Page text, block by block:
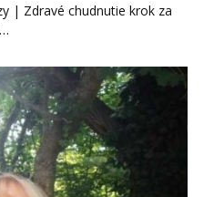
| Zdravé chudnutie krok za